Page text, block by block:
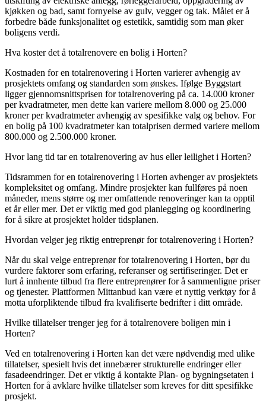
kjøkken og bad, samt fornyelse av gulv, vegger og tak. Målet er å
forbedre både funksjonalitet og estetikk, samtidig som man øker
boligens verdi.
Hva koster det å totalrenovere en bolig i Horten?
Kostnaden for en totalrenovering i Horten varierer avhengig av
prosjektets omfang og standarden som ønskes. Ifølge Byggstart
ligger gjennomsnittsprisen for totalrenovering på ca. 14.000 kroner
per kvadratmeter, men dette kan variere mellom 8.000 og 25.000
kroner per kvadratmeter avhengig av spesifikke valg og behov. For
en bolig på 100 kvadratmeter kan totalprisen dermed variere mellom
800.000 og 2.500.000 kroner.
Hvor lang tid tar en totalrenovering av hus eller leilighet i Horten?
Tidsrammen for en totalrenovering i Horten avhenger av prosjektets
kompleksitet og omfang. Mindre prosjekter kan fullføres på noen
måneder, mens større og mer omfattende renoveringer kan ta opptil
et år eller mer. Det er viktig med god planlegging og koordinering
for å sikre at prosjektet holder tidsplanen.
Hvordan velger jeg riktig entreprenør for totalrenovering i Horten?
Når du skal velge entreprenør for totalrenovering i Horten, bør du
vurdere faktorer som erfaring, referanser og sertifiseringer. Det er
lurt å innhente tilbud fra flere entreprenører for å sammenligne priser
og tjenester. Plattformen Mittanbud kan være et nyttig verktøy for å
motta uforpliktende tilbud fra kvalifiserte bedrifter i ditt område.
Hvilke tillatelser trenger jeg for å totalrenovere boligen min i
Horten?
Ved en totalrenovering i Horten kan det være nødvendig med ulike
tillatelser, spesielt hvis det innebærer strukturelle endringer eller
fasadeendringer. Det er viktig å kontakte Plan- og bygningsetaten i
Horten for å avklare hvilke tillatelser som kreves for ditt spesifikke
prosjekt.